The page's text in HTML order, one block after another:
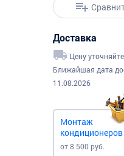
Доставка
Цену уточняйте
Ближайшая дата
11.08.2026
Монтаж
кондиционеров
от 8 500 руб.